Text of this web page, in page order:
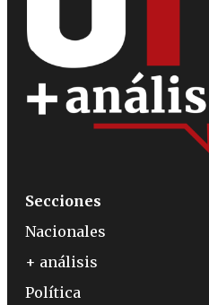
Secciones
Nacionales
+ análisis
Política